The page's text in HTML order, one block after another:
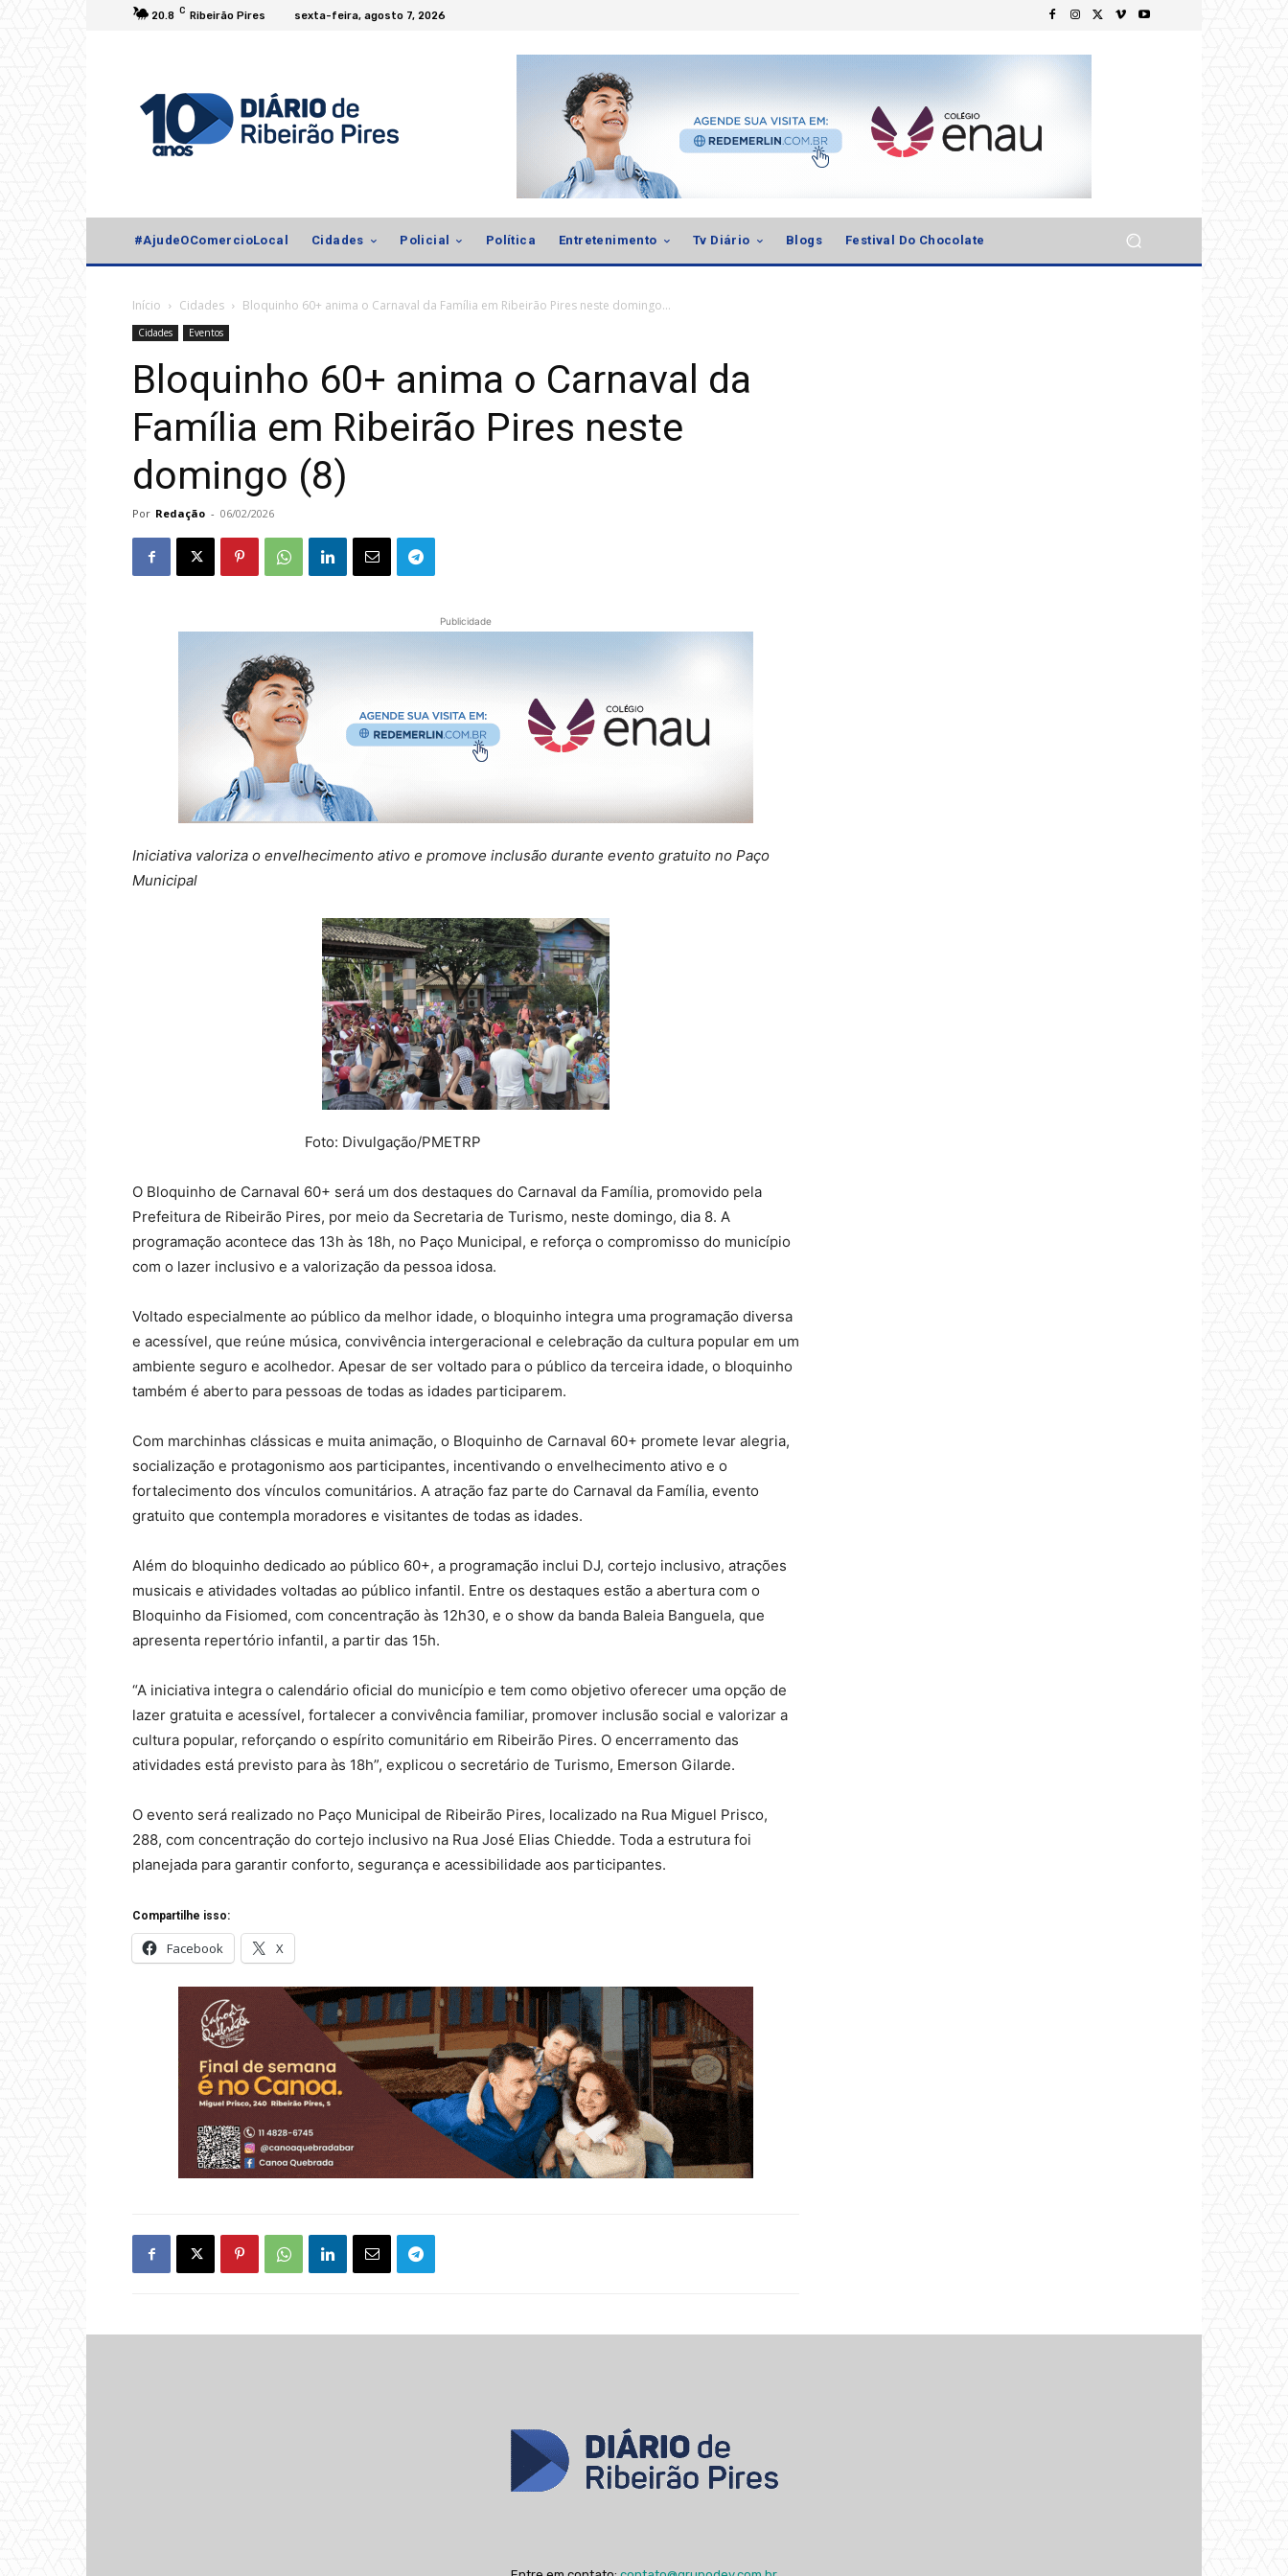
20.8 C Ribeirão Pires sexta-feira, agosto 7, 2026
#AjudeOComercioLocal Cidades Policial Política Entretenimento Tv Diário Blogs Festival Do Chocolate
Início Cidades Bloquinho 60+ anima o Carnaval da Família em Ribeirão Pires neste domingo...
Cidades Eventos
Bloquinho 60+ anima o Carnaval da
Família em Ribeirão Pires neste
domingo (8)
Por Redação - 06/02/2026
Publicidade
Iniciativa valoriza o envelhecimento ativo e promove inclusão durante evento gratuito no Paço
Municipal
Foto: Divulgação/PMETRP
O Bloquinho de Carnaval 60+ será um dos destaques do Carnaval da Família, promovido pela
Prefeitura de Ribeirão Pires, por meio da Secretaria de Turismo, neste domingo, dia 8. A
programação acontece das 13h às 18h, no Paço Municipal, e reforça o compromisso do município
com o lazer inclusivo e a valorização da pessoa idosa.
Voltado especialmente ao público da melhor idade, o bloquinho integra uma programação diversa
e acessível, que reúne música, convivência intergeracional e celebração da cultura popular em um
ambiente seguro e acolhedor. Apesar de ser voltado para o público da terceira idade, o bloquinho
também é aberto para pessoas de todas as idades participarem.
Com marchinhas clássicas e muita animação, o Bloquinho de Carnaval 60+ promete levar alegria,
socialização e protagonismo aos participantes, incentivando o envelhecimento ativo e o
fortalecimento dos vínculos comunitários. A atração faz parte do Carnaval da Família, evento
gratuito que contempla moradores e visitantes de todas as idades.
Além do bloquinho dedicado ao público 60+, a programação inclui DJ, cortejo inclusivo, atrações
musicais e atividades voltadas ao público infantil. Entre os destaques estão a abertura com o
Bloquinho da Fisiomed, com concentração às 12h30, e o show da banda Baleia Banguela, que
apresenta repertório infantil, a partir das 15h.
“A iniciativa integra o calendário oficial do município e tem como objetivo oferecer uma opção de
lazer gratuita e acessível, fortalecer a convivência familiar, promover inclusão social e valorizar a
cultura popular, reforçando o espírito comunitário em Ribeirão Pires. O encerramento das
atividades está previsto para às 18h”, explicou o secretário de Turismo, Emerson Gilarde.
O evento será realizado no Paço Municipal de Ribeirão Pires, localizado na Rua Miguel Prisco,
288, com concentração do cortejo inclusivo na Rua José Elias Chiedde. Toda a estrutura foi
planejada para garantir conforto, segurança e acessibilidade aos participantes.
Compartilhe isso:
Facebook X